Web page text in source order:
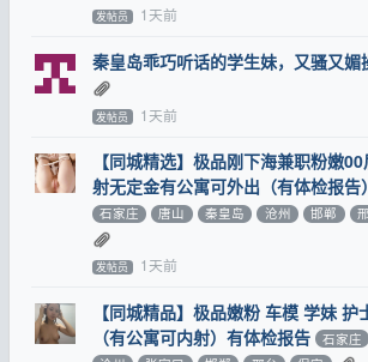
发帖员 1天前
秦皇岛乖巧听话的学生妹，又骚又媚
发帖员 1天前
【同城精选】极品刚下海兼职粉嫩
射无定金有公寓可外出（有体检报告
石家庄 唐山 秦皇岛 沧州 邯郸
发帖员 1天前
【同城精品】极品嫩粉 车模 学妹
（有公寓可内射）有体检报告
石家庄